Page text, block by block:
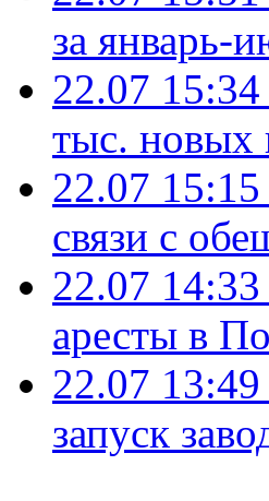
за январь-
22.07 15:34
тыс. новых
22.07 15:15
связи с
22.07 14:33
аресты в
22.07 13:49
запуск